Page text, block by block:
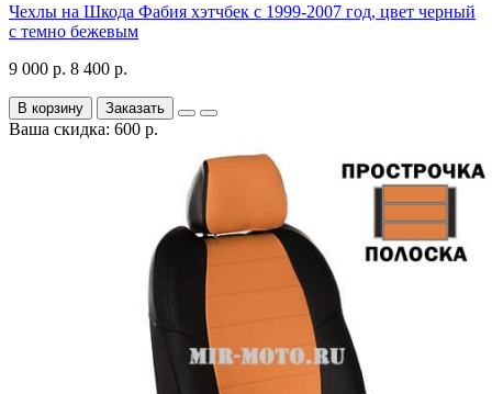
Чехлы на Шкода Фабия хэтчбек с 1999-2007 год, цвет черный
с темно бежевым
9 000 р. 8 400 р.
В корзину Заказать
Ваша скидка: 600 р.